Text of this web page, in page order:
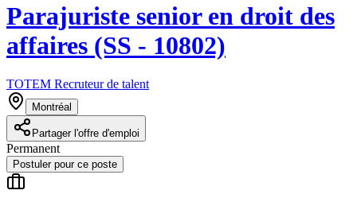
Parajuriste senior en droit des
affaires (SS - 10802)
TOTEM Recruteur de talent
Montréal
Partager l'offre d'emploi
Permanent
Postuler pour ce poste